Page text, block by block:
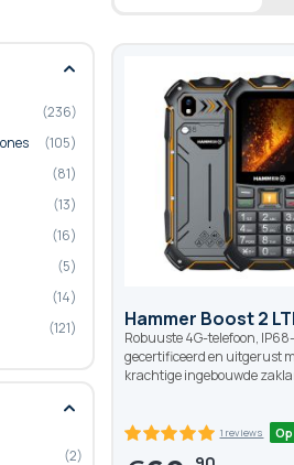
Hammer Boost 2
Robuuste 4G-telefoon, IP68-
gecertificeerd en uitgerust
krachtige ingebouwde
236
105product
81product
13product
16product
5product
14product
121product
2